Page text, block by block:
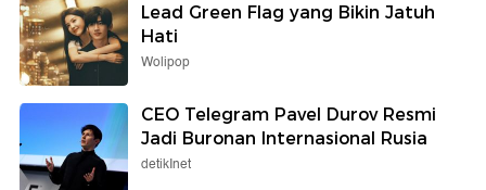
Lead Green Flag yang Bikin Jatuh
Hati
Wolipop
CEO Telegram Pavel Durov Resmi
Jadi Buronan Internasional Rusia
detikInet